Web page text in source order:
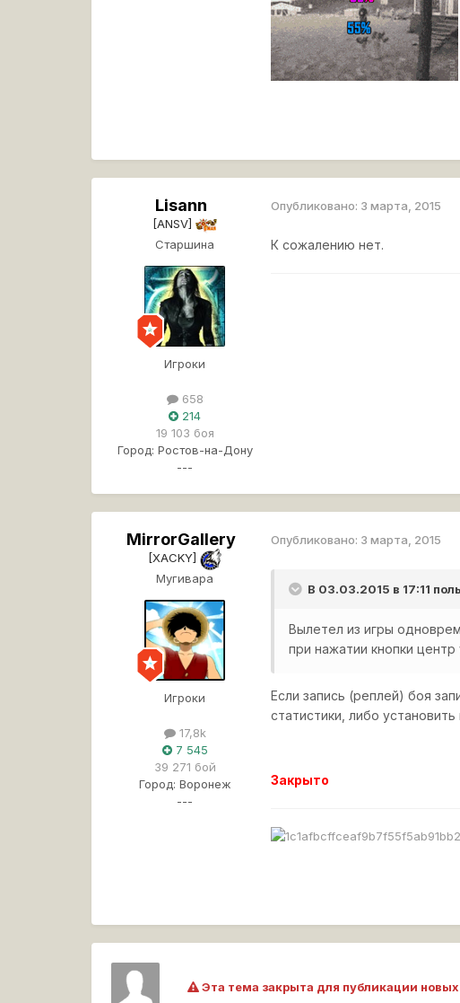
Lisann
[ANSV]
Старшина
Игроки
658
214
19 103 боя
Город: Ростов-на-Дону
---
Опубликовано: 3 марта, 2015
К сожалению нет.
MirrorGallery
[XACKY]
Мугивара
Игроки
17,8k
7 545
39 271 бой
Город: Воронеж
---
Опубликовано: 3 марта, 2015
В 03.03.2015 в 17:11
Вылетел из игры
при нажатии кнопки
Если запись (реплей) боя
статистики, либо
Закрыто
Эта тема закрыта для публикации новых